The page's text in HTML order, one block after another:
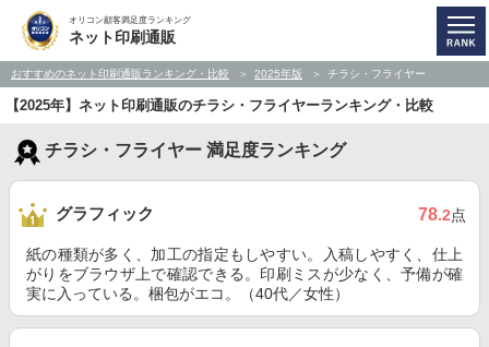
オリコン顧客満足度ランキング
ネット印刷通販
おすすめのネット印刷通販ランキング・比較 2025年版 チラシ・フライヤー
【2025年】ネット印刷通販のチラシ・フライヤーランキング・比較
チラシ・フライヤー 満足度ランキング
グラフィック 78.2点
紙の種類が多く、加工の指定もしやすい。入稿しやすく、仕上
がりをブラウザ上で確認できる。印刷ミスが少なく、予備が確
実に入っている。梱包がエコ。（40代／女性）